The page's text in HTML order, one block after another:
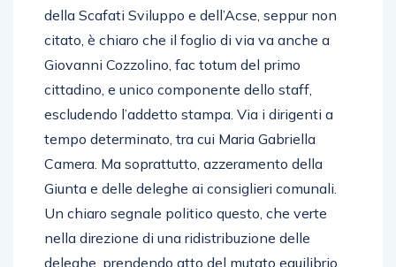
della Scafati Sviluppo e dell’Acse, seppur non
citato, è chiaro che il foglio di via va anche a
Giovanni Cozzolino, fac totum del primo
cittadino, e unico componente dello staff,
escludendo l’addetto stampa. Via i dirigenti a
tempo determinato, tra cui Maria Gabriella
Camera. Ma soprattutto, azzeramento della
Giunta e delle deleghe ai consiglieri comunali.
Un chiaro segnale politico questo, che verte
nella direzione di una ridistribuzione delle
deleghe, prendendo atto del mutato equilibrio